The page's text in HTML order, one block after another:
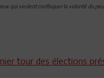
qui veulent confisquer la volonté du
tour des élections